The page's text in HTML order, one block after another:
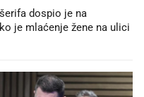
dospio je na
je mlaćenje žene na ulici